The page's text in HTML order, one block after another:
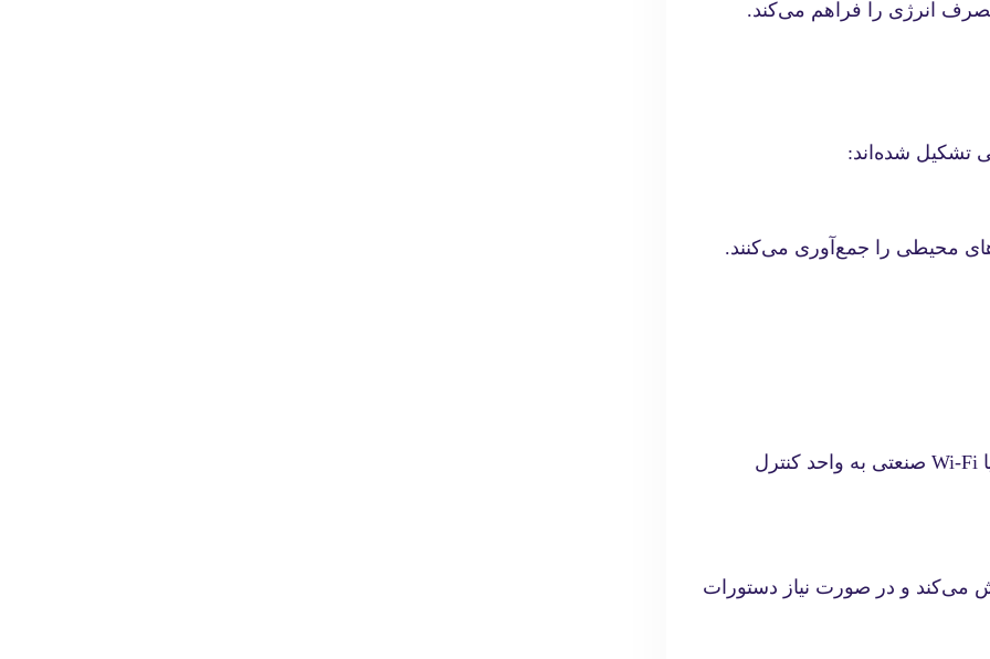
تشکیل شده‌اند:
محیطی را جمع‌آوری می‌کنند.
این حسگرها معمولاً با تکنولوژی‌های LoRaWAN، NB-IoT یا Wi-Fi صنعتی به واحد کنترل
می‌کند و در صورت نیاز دستورات